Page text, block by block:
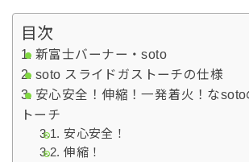
目次
新富士バーナー・soto
soto スライドガストーチの仕様
安心安全！伸縮！一発着火！な
トーチ
安心安全！
伸縮！